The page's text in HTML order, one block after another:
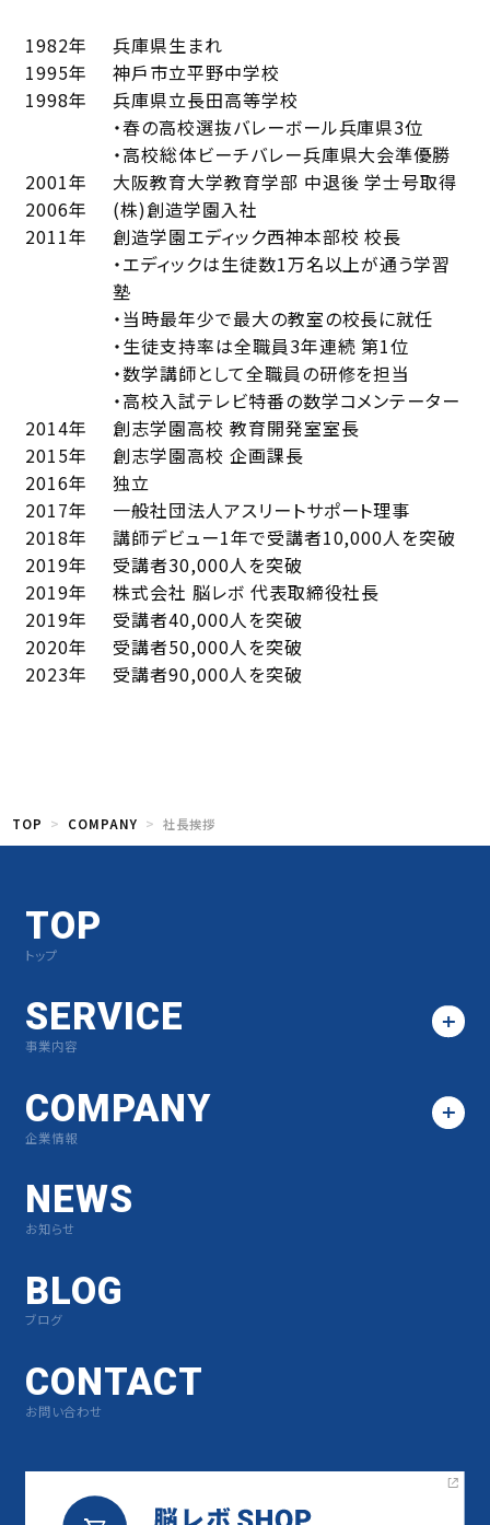
1982年
兵庫県生まれ
1995年
神戶市立平野中学校
1998年
兵庫県立⻑田高等学校
・春の高校選抜バレーボール兵庫県3位
・高校総体ビーチバレー兵庫県大会準優勝
2001年
大阪教育大学教育学部 中退後 学士号取得
2006年
(株)創造学園入社
2011年
創造学園エディック⻄神本部校 校⻑
・エディックは生徒数1万名以上が通う学習
塾
・当時最年少で最大の教室の校⻑に就任
・生徒支持率は全職員3年連続 第1位
・数学講師として全職員の研修を担当
・高校入試テレビ特番の数学コメンテーター
2014年
創志学園高校 教育開発室室⻑
2015年
創志学園高校 企画課⻑
2016年
独立
2017年
一般社団法人アスリートサポート理事
2018年
講師デビュー1年で受講者10,000人を突破
2019年
受講者30,000人を突破
2019年
株式会社 脳レボ 代表取締役社⻑
2019年
受講者40,000人を突破
2020年
受講者50,000人を突破
2023年
受講者90,000人を突破
TOP COMPANY 社⻑挨拶
TOP
トップ
SERVICE
事業内容
COMPANY
企業情報
NEWS
お知らせ
BLOG
ブログ
CONTACT
お問い合わせ